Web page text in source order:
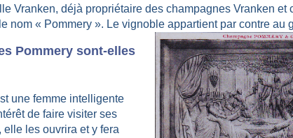
Vranken, déjà propriétaire des champagnes Vranken et
nom « Pommery ». Le vignoble appartient par contre au
Pommery sont-elles
une femme intelligente
de faire visiter ses
les ouvrira et y fera